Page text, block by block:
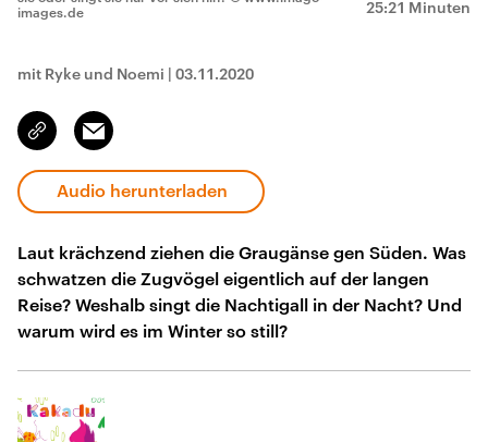
25:21 Minuten
images.de
mit Ryke und Noemi | 03.11.2020
Link
kopieren/teilen
Email
Audio herunterladen
Laut krächzend ziehen die Graugänse gen Süden. Was
schwatzen die Zugvögel eigentlich auf der langen
Reise? Weshalb singt die Nachtigall in der Nacht? Und
warum wird es im Winter so still?